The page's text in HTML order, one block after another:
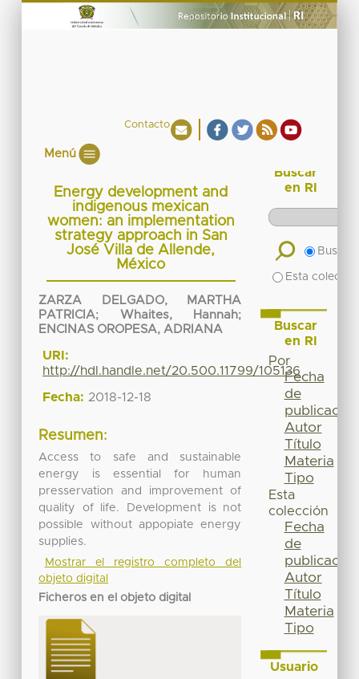
Contacto
Menú
Energy development and
indigenous mexican
women: an implementation
strategy approach in San
José Villa de Allende,
México
ZARZA DELGADO, MARTHA
PATRICIA; Whaites, Hannah;
ENCINAS OROPESA, ADRIANA
URI:
http://hdl.handle.net/20.500.11799/105136
Fecha: 2018-12-18
Resumen:
Access to safe and sustainable
energy is essential for human
presservation and improvement of
quality of life. Development is not
possible without appopiate energy
supplies.
Mostrar el registro completo del
objeto digital
Ficheros en el objeto digital
Buscar
en RI
Buscar
Esta
Buscar
en RI
Por
Fecha
de
publicación
Autor
Título
Materia
Tipo
Esta
colección
Fecha
de
publicación
Autor
Título
Materia
Tipo
Usuario